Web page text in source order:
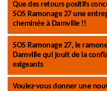
Que des retours positifs
SOS Ramonage 27 une
cheminée à Damville !!
SOS Ramonage 27, le
Damville qui jouit de la
exigeants
Voulez-vous donner une